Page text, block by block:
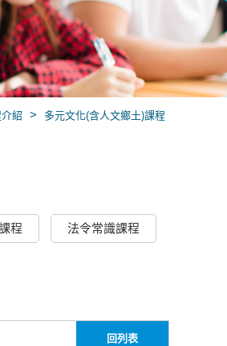
紹 > 多元文化(含人文鄉土)課程
程 法令常識課程
回列表